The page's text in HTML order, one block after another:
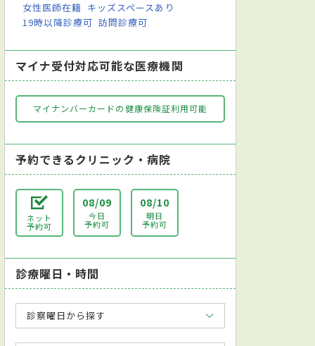
女性医師在籍 キッズスペースあり
19時以降診療可 訪問診療可
マイナ受付対応可能な医療機関
マイナンバーカードの健康保険証利用可能
予約できるクリニック・病院
ネット
予約可
08/09
今日
予約可
08/10
明日
予約可
診療曜日・時間
診察曜日から探す